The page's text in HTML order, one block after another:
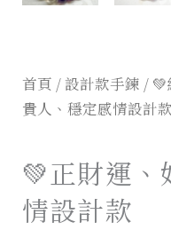
首頁 /設計款手鍊 /
貴人、穩定感情設計款
💚正財運、
情設計款